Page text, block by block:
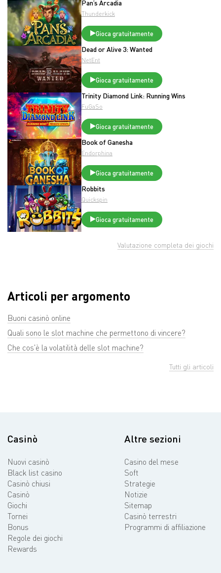
Pan’s Arcadia
Thunderkick
Gioca gratuitamente
Dead or Alive 3: Wanted
NetEnt
Gioca gratuitamente
Trinity Diamond Link: Running Wins
FuGaSo
Gioca gratuitamente
Book of Ganesha
Endorphina
Gioca gratuitamente
Robbits
Quickspin
Gioca gratuitamente
Valutazione completa dei giochi
Articoli per argomento
Buoni casinò online
Quali sono le slot machine che permettono di vincere?
Che cos'è la volatilità delle slot machine?
Tutti gli articoli
Casinò
Nuovi casinò
Black list casino
Casinò chiusi
Casinò
Giochi
Tornei
Bonus
Regole dei giochi
Rewards
Altre sezioni
Casino del mese
Soft
Strategie
Notizie
Sitemap
Casinò terrestri
Programmi di affiliazione